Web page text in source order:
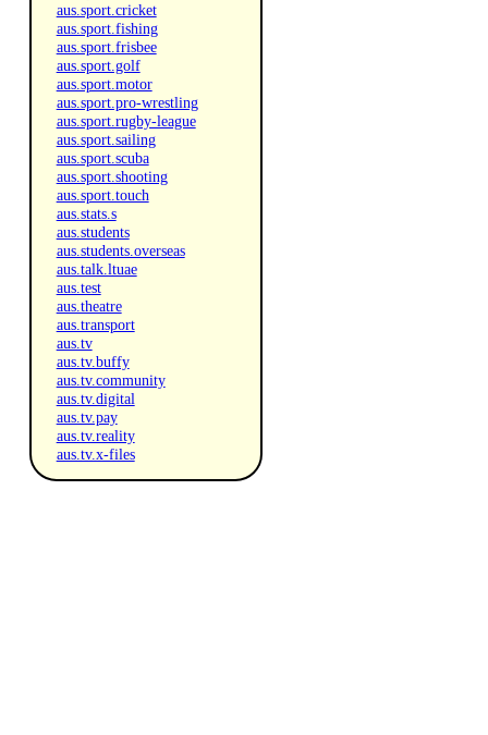
aus.sport.cricket
aus.sport.fishing
aus.sport.frisbee
aus.sport.golf
aus.sport.motor
aus.sport.pro-wrestling
aus.sport.rugby-league
aus.sport.sailing
aus.sport.scuba
aus.sport.shooting
aus.sport.touch
aus.stats.s
aus.students
aus.students.overseas
aus.talk.ltuae
aus.test
aus.theatre
aus.transport
aus.tv
aus.tv.buffy
aus.tv.community
aus.tv.digital
aus.tv.pay
aus.tv.reality
aus.tv.x-files